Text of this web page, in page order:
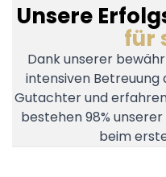
Unsere
für
Dank unserer
intensiven Betreuung
Gutachter und
bestehen 98%
beim